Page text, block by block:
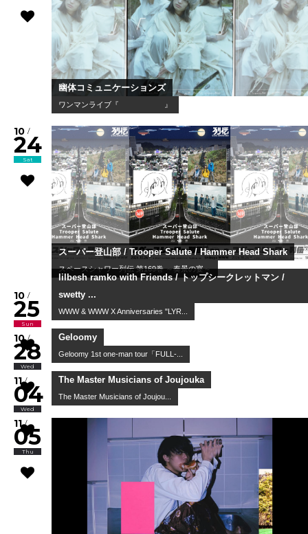
Joey Dosik(追加公演)
WWW & WWW X Anniversaries
Worldwide Skippa
スキッパのワンマン
Joey Dosik
10/
12
Mon